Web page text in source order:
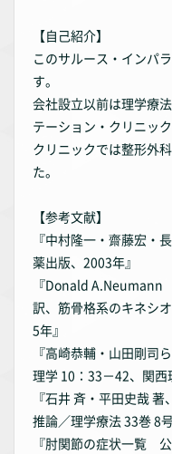
【自己紹介】
このサルース・インパ
す。
会社設立以前は理学療
テーション・クリニッ
クリニックでは整形外
た。
【参考文献】
『中村隆一・齋藤宏・
薬出版、2003年』
『Donald A.Neumann
訳、筋骨格系のキネシ
5年』
『高崎恭輔・山田剛司
理学 10：33－42、関西
『石井 斉・平田史哉
推論／理学療法 33巻 8
『肘関節の症状一覧